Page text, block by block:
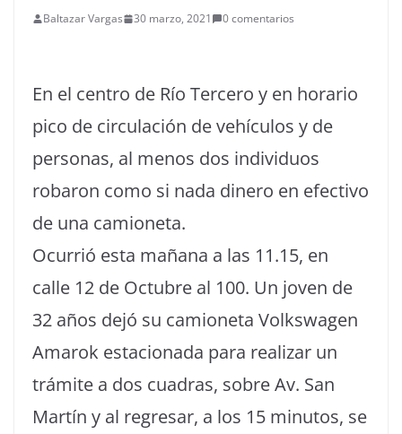
Baltazar Vargas 30 marzo, 2021 0 comentarios
En el centro de Río Tercero y en horario
pico de circulación de vehículos y de
personas, al menos dos individuos
robaron como si nada dinero en efectivo
de una camioneta.
Ocurrió esta mañana a las 11.15, en
calle 12 de Octubre al 100. Un joven de
32 años dejó su camioneta Volkswagen
Amarok estacionada para realizar un
trámite a dos cuadras, sobre Av. San
Martín y al regresar, a los 15 minutos, se